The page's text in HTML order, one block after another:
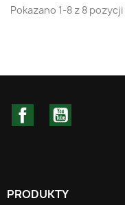
Pokazano 1-8 z 8 pozycji
Facebook
PRODUKTY